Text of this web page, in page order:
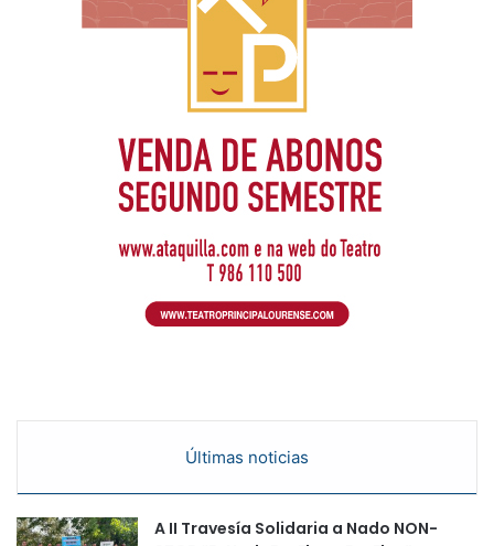
Últimas noticias
A II Travesía Solidaria a Nado NON-